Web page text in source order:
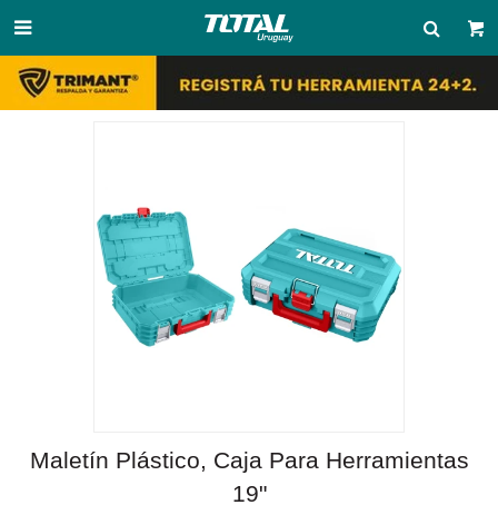

Maletín Plástico, Caja Para Herramientas
19"